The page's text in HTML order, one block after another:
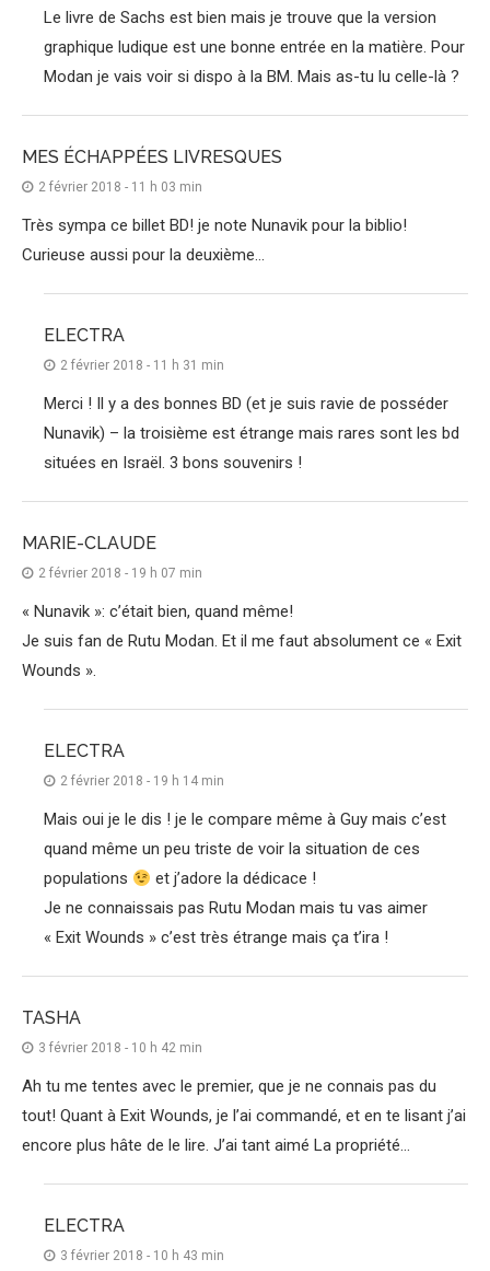
Le livre de Sachs est bien mais je trouve que la version
graphique ludique est une bonne entrée en la matière. Pour
Modan je vais voir si dispo à la BM. Mais as-tu lu celle-là ?
MES ÉCHAPPÉES LIVRESQUES
2 février 2018 - 11 h 03 min
Très sympa ce billet BD! je note Nunavik pour la biblio!
Curieuse aussi pour la deuxième…
ELECTRA
2 février 2018 - 11 h 31 min
Merci ! Il y a des bonnes BD (et je suis ravie de posséder
Nunavik) – la troisième est étrange mais rares sont les bd
situées en Israël. 3 bons souvenirs !
MARIE-CLAUDE
2 février 2018 - 19 h 07 min
« Nunavik »: c’était bien, quand même!
Je suis fan de Rutu Modan. Et il me faut absolument ce « Exit
Wounds ».
ELECTRA
2 février 2018 - 19 h 14 min
Mais oui je le dis ! je le compare même à Guy mais c’est
quand même un peu triste de voir la situation de ces
populations
et j’adore la dédicace !
Je ne connaissais pas Rutu Modan mais tu vas aimer
« Exit Wounds » c’est très étrange mais ça t’ira !
TASHA
3 février 2018 - 10 h 42 min
Ah tu me tentes avec le premier, que je ne connais pas du
tout! Quant à Exit Wounds, je l’ai commandé, et en te lisant j’ai
encore plus hâte de le lire. J’ai tant aimé La propriété…
ELECTRA
3 février 2018 - 10 h 43 min